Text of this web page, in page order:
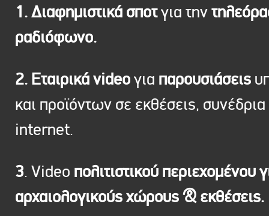
1. Διαφημιστικά σποτγια την
ραδιόφωνο.
2. Εταιρικά videoγια παρουσιάσεις
και προϊόντων σε εκθέσεις, συνέδρια
internet.
3. Video πολιτιστικού περιεχομένου
αρχαιολογικούς χώρους & εκθέσεις.